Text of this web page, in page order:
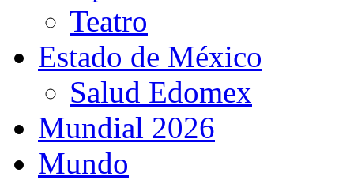
Teatro
Estado de México
Salud Edomex
Mundial 2026
Mundo